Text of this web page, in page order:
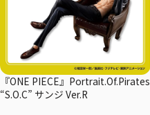
『ONE PIECE』Portrait.Of.Pirates
“S.O.C” サンジ Ver.R